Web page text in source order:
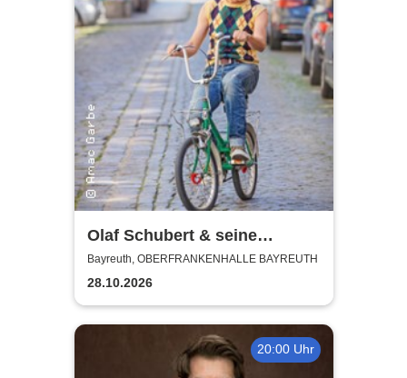
Olaf Schubert & seine
Freunde - Jetzt oder now!
Bayreuth, OBERFRANKENHALLE BAYREUTH
28.10.2026
20:00 Uhr